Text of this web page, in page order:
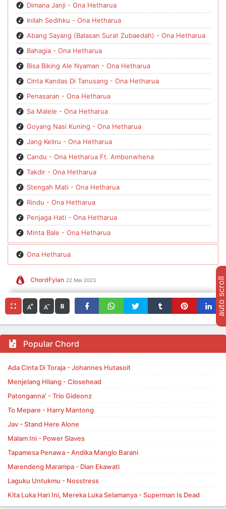
Dimana Janji - Ona Hetharua
Inilah Sedihku - Ona Hetharua
Abang Sayang (Balasan Surat Zubaedah) - Ona Hetharua
Bahagia - Ona Hetharua
Bisa Biking Ale Nyaman - Ona Hetharua
Cinta Kandas Di Tanusang - Ona Hetharua
Penasaran - Ona Hetharua
Sa Malele - Ona Hetharua
Goyang Nasi Kuning - Ona Hetharua
Jang Keliru - Ona Hetharua
Candu - Ona Hetharua Ft. Ambonwhena
Takdir - Ona Hetharua
Stengah Mati - Ona Hetharua
Rindu - Ona Hetharua
Penjaga Hati - Ona Hetharua
Minta Bale - Ona Hetharua
Ona Hetharua
ChordFylan 22 Mei 2023
Popular Chord
Ada Cinta Di Toraja - Johannes Hutasoit
Menjelang Hilang - Closehead
Patonganna' - Trio Gideonz
To Mepare - Harry Mantong
Jav - Stand Here Alone
Malam Ini - Power Slaves
Tapamesa Penawa - Andika Manglo Barani
Marendeng Marampa - Dian Ekawati
Laguku Untukmu - Nosstress
Kita Luka Hari Ini, Mereka Luka Selamanya - Superman Is Dead
auto scroll